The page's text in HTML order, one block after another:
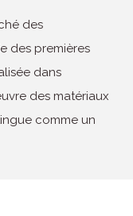
des
des premières
dans
des matériaux
comme un